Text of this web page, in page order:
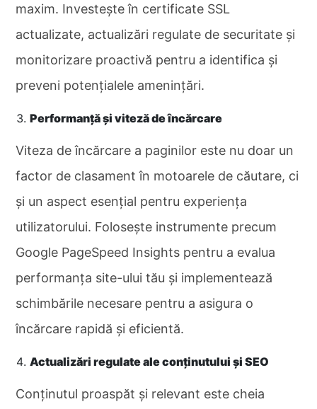
maxim. Investește în certificate SSL
actualizate, actualizări regulate de securitate și
monitorizare proactivă pentru a identifica și
preveni potențialele amenințări.
Performanță și viteză de încărcare
Viteza de încărcare a paginilor este nu doar un
factor de clasament în motoarele de căutare, ci
și un aspect esențial pentru experiența
utilizatorului. Folosește instrumente precum
Google PageSpeed Insights pentru a evalua
performanța site-ului tău și implementează
schimbările necesare pentru a asigura o
încărcare rapidă și eficientă.
Actualizări regulate ale conținutului și SEO
Conținutul proaspăt și relevant este cheia